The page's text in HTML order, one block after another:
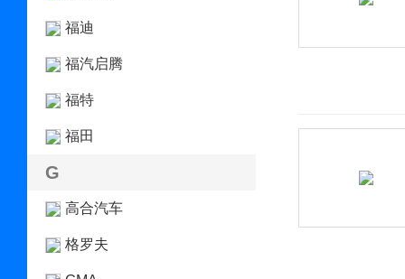
福迪
福汽启腾
福特
福田
G
高合汽车
格罗夫